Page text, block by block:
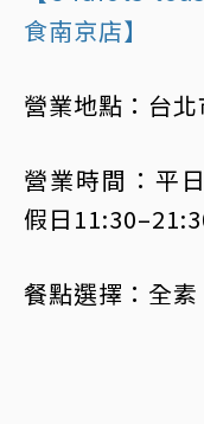
食南京店】
營業地點：台
營業時間：平
假日
餐點選擇：全素